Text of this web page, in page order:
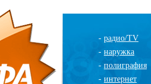
- радио/TV
- наружка
- полиграфия
- интернет